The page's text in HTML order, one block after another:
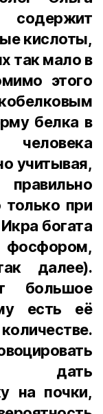
кислоты,
так мало в
этого
белка в
человека
учитывая,
только при
богата
далее).
большое
есть её
дать
на почки,